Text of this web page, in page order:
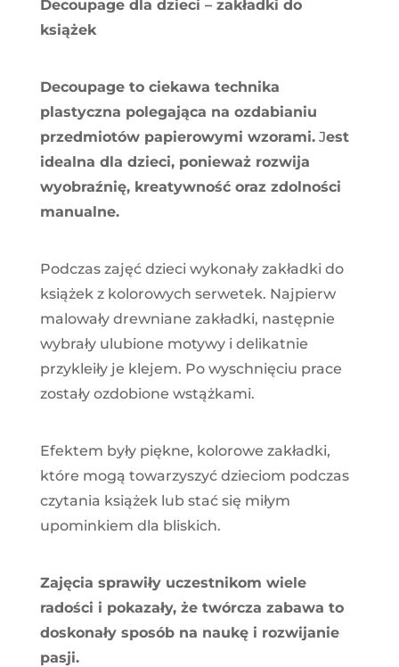
Decoupage dla dzieci – zakładki do
książek
Decoupage to ciekawa technika
plastyczna polegająca na ozdabianiu
przedmiotów papierowymi wzorami.Jest
idealna dla dzieci, ponieważ rozwija
wyobraźnię, kreatywność oraz zdolności
manualne.
Podczas zajęć dzieci wykonały zakładki do
książek z kolorowych serwetek. Najpierw
malowały drewniane zakładki, następnie
wybrały ulubione motywy i delikatnie
przykleiły je klejem. Po wyschnięciu prace
zostały ozdobione wstążkami.
Efektem były piękne, kolorowe zakładki,
które mogą towarzyszyć dzieciom podczas
czytania książek lub stać się miłym
upominkiem dla bliskich.
Zajęcia sprawiły uczestnikom wiele
radości i pokazały, że twórcza zabawa to
doskonały sposób na naukę i rozwijanie
pasji.